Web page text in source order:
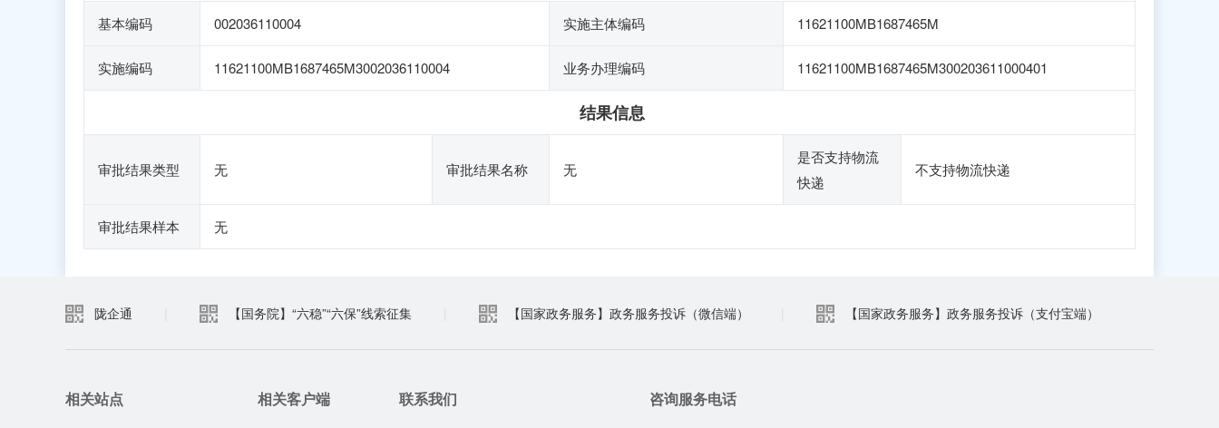
基本编码 002036110004 实施主体编码 11621100MB1687465M
实施编码 11621100MB1687465M3002036110004 业务办理编码 11621100MB1687465M300203611000401
结果信息
审批结果类型 无 审批结果名称 无
是否支持物流
快递
不支持物流快递
审批结果样本 无
陇企通 【国务院】“六稳”“六保”线索征集 【国家政务服务】政务服务投诉（微信端） 【国家政务服务】政务服务投诉（支付宝端）
相关站点 相关客户端 联系我们 咨询服务电话